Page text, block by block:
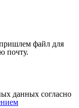
файл для
почту.
данных согласно